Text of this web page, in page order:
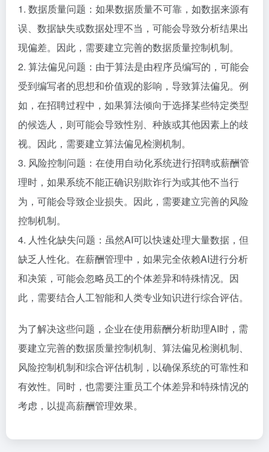
1. 数据质量问题：如果数据质量不可靠，如数据来源有
误、数据缺失或数据处理不当，可能会导致分析结果出
现偏差。因此，需要建立完善的数据质量控制机制。
2. 算法偏见问题：由于算法是由程序员编写的，可能会
受到编写者的思想和价值观的影响，导致算法偏见。例
如，在招聘过程中，如果算法倾向于选择某些特定类型
的候选人，则可能会导致性别、种族或其他因素上的歧
视。因此，需要建立算法偏见检测机制。
3. 风险控制问题：在使用自动化系统进行招聘或薪酬管
理时，如果系统不能正确识别欺诈行为或其他不当行
为，可能会导致企业损失。因此，需要建立完善的风险
控制机制。
4. 人性化缺失问题：虽然AI可以快速处理大量数据，但
缺乏人性化。在薪酬管理中，如果完全依赖AI进行分析
和决策，可能会忽略员工的个体差异和特殊情况。因
此，需要结合人工智能和人类专业知识进行综合评估。
为了解决这些问题，企业在使用薪酬分析助理AI时，需
要建立完善的数据质量控制机制、算法偏见检测机制、
风险控制机制和综合评估机制，以确保系统的可靠性和
有效性。同时，也需要注重员工个体差异和特殊情况的
考虑，以提高薪酬管理效果。